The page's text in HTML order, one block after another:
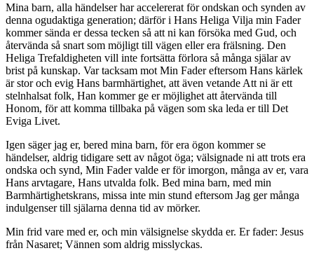
Mina barn, alla händelser har accelererat för ondskan och synden av
denna ogudaktiga generation; därför i Hans Heliga Vilja min Fader
kommer sända er dessa tecken så att ni kan försöka med Gud, och
återvända så snart som möjligt till vägen eller era frälsning. Den
Heliga Trefaldigheten vill inte fortsätta förlora så många själar av
brist på kunskap. Var tacksam mot Min Fader eftersom Hans kärlek
är stor och evig Hans barmhärtighet, att även vetande Att ni är ett
stelnhalsat folk, Han kommer ge er möjlighet att återvända till
Honom, för att komma tillbaka på vägen som ska leda er till Det
Eviga Livet.
Igen säger jag er, bered mina barn, för era ögon kommer se
händelser, aldrig tidigare sett av något öga; välsignade ni att trots era
ondska och synd, Min Fader valde er för imorgon, många av er, vara
Hans arvtagare, Hans utvalda folk. Bed mina barn, med min
Barmhärtighetskrans, missa inte min stund eftersom Jag ger många
indulgenser till själarna denna tid av mörker.
Min frid vare med er, och min välsignelse skydda er. Er fader: Jesus
från Nasaret; Vännen som aldrig misslyckas.